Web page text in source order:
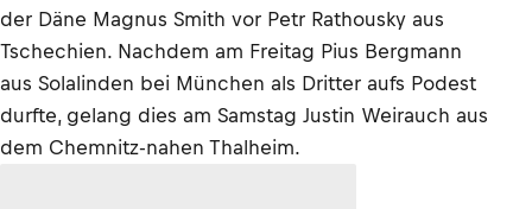
der Däne Magnus Smith vor Petr Rathousky aus
Tschechien. Nachdem am Freitag Pius Bergmann
aus Solalinden bei München als Dritter aufs Podest
durfte, gelang dies am Samstag Justin Weirauch aus
dem Chemnitz-nahen Thalheim.